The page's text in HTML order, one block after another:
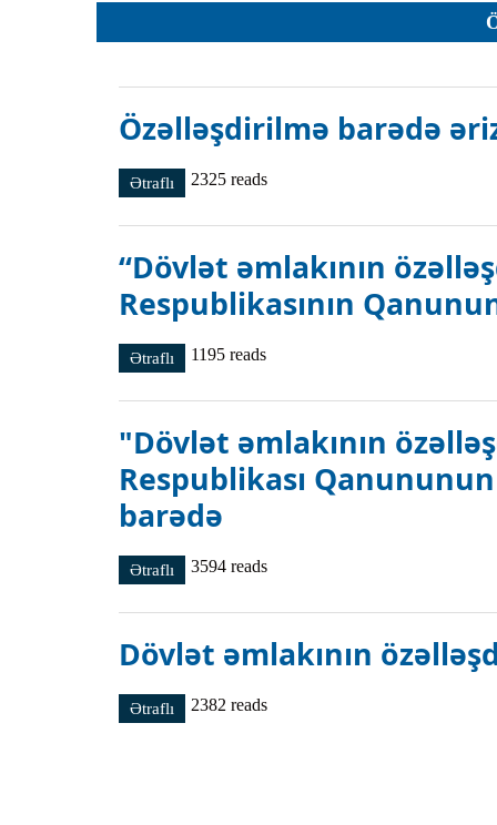
Qaydalar
Qərarlar
Təlimatlar
Özəlləşdirilmə barədə
Ətraflı Özəlləşdirilmə barədə ərizə haqqında
2325 reads
“Dövlət əmlakının
Respublikasının
Ətraflı “Dövlət əmlakının özəlləşdirilməsi
1195 reads
"Dövlət əmlakının
Respublikası
barədə
Ətraflı "Dövlət əmlakının özəlləşdirilməsi
3594 reads
Dövlət əmlakının
Ətraflı Dövlət əmlakının özəlləşdirilməsi haqqında
2382 reads